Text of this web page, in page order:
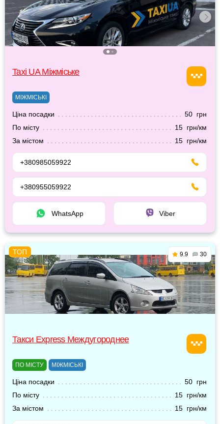
Taxi UA Міжміське
МІЖМІСЬКІ
Ціна посадки
50 грн
По місту
15 грн/км
За містом
15 грн/км
+380985059922
+380955059922
WhatsApp Viber
9.9 30
Такси Express Междугороднее
ПО МІСТУ МІЖМІСЬКІ
Ціна посадки
50 грн
По місту
15 грн/км
За містом
15 грн/км